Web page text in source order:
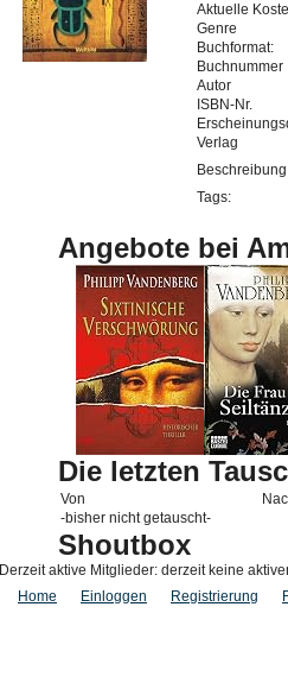
Aktuelle
Genre
Buchformat:
Buchnummer
Autor
ISBN-Nr.
Verlag
Beschreibung
Tags:
Angebote bei
Die letzten
Von
-bisher nicht getauscht-
Shoutbox
Derzeit aktive Mitglieder: derzeit keine
Home
Einloggen Registrierung